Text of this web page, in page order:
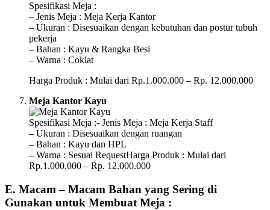
Spesifikasi Meja :
– Jenis Meja : Meja Kerja Kantor
– Ukuran : Disesuaikan dengan kebutuhan dan postur tubuh
pekerja
– Bahan : Kayu & Rangka Besi
– Warna : Coklat
Harga Produk : Mulai dari Rp.1.000.000 – Rp. 12.000.000
Meja Kantor Kayu
Spesifikasi Meja :- Jenis Meja : Meja Kerja Staff
– Ukuran : Disesuaikan dengan ruangan
– Bahan : Kayu dan HPL
– Warna : Sesuai RequestHarga Produk : Mulai dari
Rp.1.000.000 – Rp. 12.000.000
E. Macam – Macam Bahan yang Sering di
Gunakan untuk Membuat Meja :